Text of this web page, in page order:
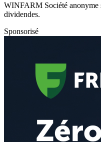
WINFARM Société anonyme
dividendes.
Sponsorisé